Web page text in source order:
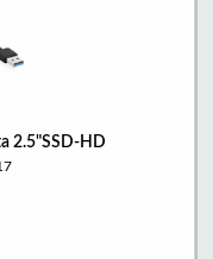
2.5"SSD-HD